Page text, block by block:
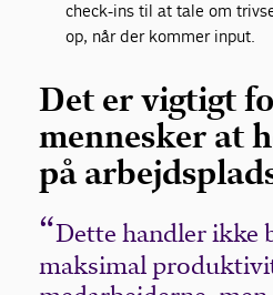
check-ins til at tale om
op, når der kommer input.
Det er vigtigt
mennesker at
på
Dette handler ikke
maksimal